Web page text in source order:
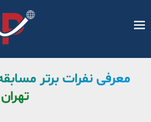
معرفی نفرات برتر
تهران